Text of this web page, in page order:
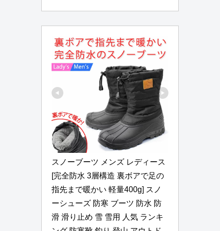
スノーブーツ メンズ レディース
[完全防水 3層構造 裏ボアで足の
指先まで暖かい 軽量400g] スノ
ーシューズ 防寒 ブーツ 防水 防
滑 滑り止め 雪 雪用 人気 ランキ